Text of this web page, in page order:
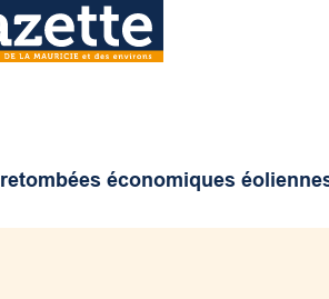
retombées économiques